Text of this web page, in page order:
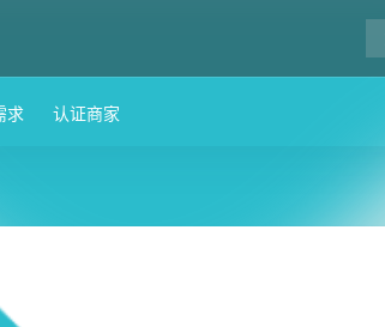
求 认证商家